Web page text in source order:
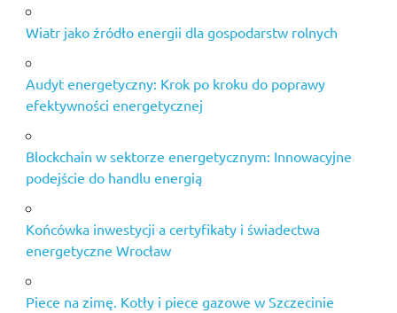
Wiatr jako źródło energii dla gospodarstw rolnych
Audyt energetyczny: Krok po kroku do poprawy
efektywności energetycznej
Blockchain w sektorze energetycznym: Innowacyjne
podejście do handlu energią
Końcówka inwestycji a certyfikaty i świadectwa
energetyczne Wrocław
Piece na zimę. Kotły i piece gazowe w Szczecinie